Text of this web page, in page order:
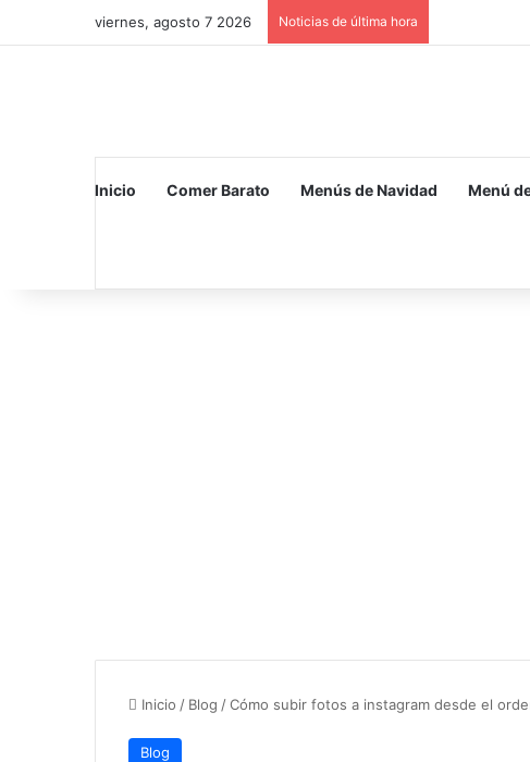
viernes, agosto 7 2026 Noticias de última hora
Inicio Comer Barato Menús de Navidad Menú
Inicio / Blog /Cómo subir fotos a instagram desde el
Blog